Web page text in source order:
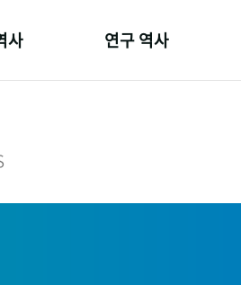
사
사
연구 역사